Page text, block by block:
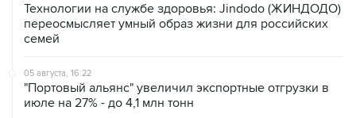
Технологии на службе здоровья: Jindodo (ЖИНДОДО)
переосмысляет умный образ жизни для российских
семей
05 августа, 16:22
"Портовый альянс" увеличил экспортные отгрузки в
июле на 27% - до 4,1 млн тонн